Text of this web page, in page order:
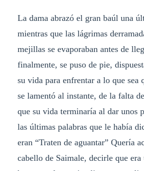
La dama abrazó el gran baúl una
mientras que las lágrimas
mejillas se evaporaban antes de
finalmente, se puso de pie,
su vida para enfrentar a lo que sea
se lamentó al instante, de la falta
que su vida terminaría al dar unos
las últimas palabras que le había
eran “Traten de aguantar” Quería
cabello de Saimale, decirle que era